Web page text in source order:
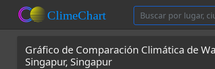
Gráfico de Comparación Climática de
Singapur, Singapur